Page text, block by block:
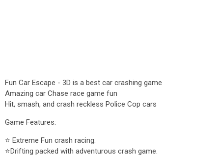
Fun Car Escape - 3D is a best car crashing game
Amazing car Chase race game fun
Hit, smash, and crash reckless Police Cop cars
Game Features:
⭐ Extreme Fun crash racing.
⭐Drifting packed with adventurous crash game.